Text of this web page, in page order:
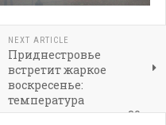
NEXT ARTICLE
Приднестровье
встретит жаркое
воскресенье:
температура
поднимется выше +30